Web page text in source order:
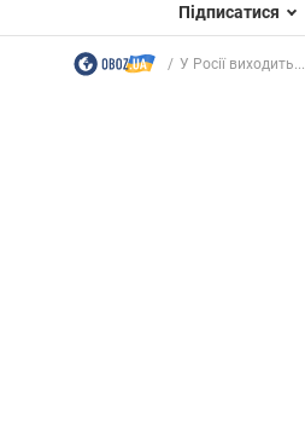
Підписатися
У Росії виходить...